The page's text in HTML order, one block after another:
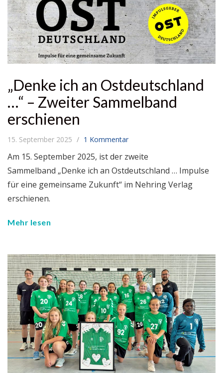
„Denke ich an Ostdeutschland
…“ – Zweiter Sammelband
erschienen
15. September 2025 1 Kommentar
Am 15. September 2025, ist der zweite
Sammelband „Denke ich an Ostdeutschland … Impulse
für eine gemeinsame Zukunft“ im Nehring Verlag
erschienen.
Mehr lesen